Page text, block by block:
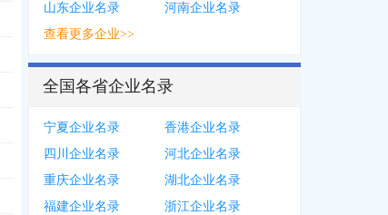
山东企业名录
河南企业名录
查看更多企业>>
全国各省企业名录
宁夏企业名录
香港企业名录
四川企业名录
河北企业名录
重庆企业名录
湖北企业名录
福建企业名录
浙江企业名录